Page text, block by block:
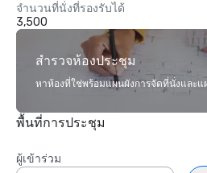
จำนวนที่นั่งที่รองรับได้
3,500
สำรวจห้องประชุม
หาห้องที่ใช่พร้อมแผนผังการจัดที่นั่งและแ
พื้นที่การประชุม
ผู้เข้าร่วม